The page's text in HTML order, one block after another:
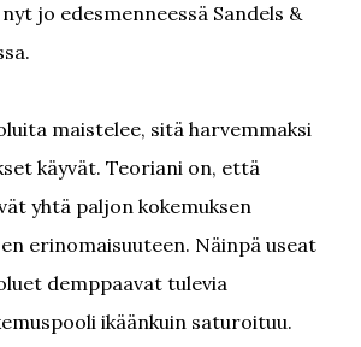
jo edesmenneessä Sandels &
maistelee, sitä harvemmaksi
käyvät. Teoriani on, että
yhtä paljon kokemuksen
erinomaisuuteen. Näinpä useat
demppaavat tulevia
ikäänkuin saturoituu.